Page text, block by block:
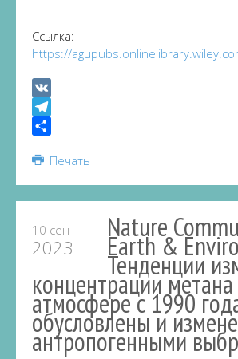
Ссылка:
https://
VK
Telegram
Печать
10 сен
2023
Nature
Earth &
Тенденции
концентрации
атмосфере с 1990
обусловлены и
антропогенными